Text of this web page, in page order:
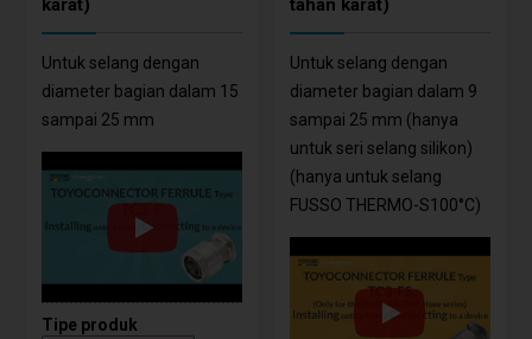
karat)
Untuk selang dengan
diameter bagian dalam 15
sampai 25 mm
Tipe produk
tahan karat)
Untuk selang dengan
diameter bagian dalam 9
sampai 25 mm (hanya
untuk seri selang silikon)
(hanya untuk selang
FUSSO THERMO-S100°C)